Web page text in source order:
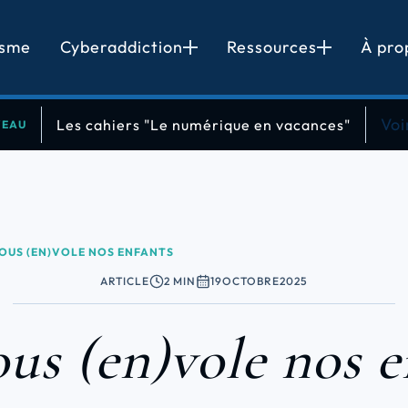
Cyberaddiction
Ados
Adultes
Ressources
Vidéos
Podcast
À
Les cahiers "Le numérique en vacances"
(EN)VOLE NOS ENFANTS
ARTICLE 2 MIN 19OCTOBRE2025
(en)vole nos